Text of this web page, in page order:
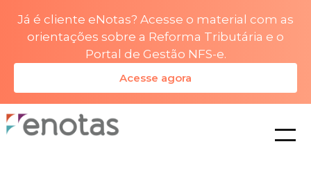
Já é cliente eNotas? Acesse o material com as
orientações sobre a Reforma Tributária e o
Portal de Gestão NFS-e.
Acesse agora
planos